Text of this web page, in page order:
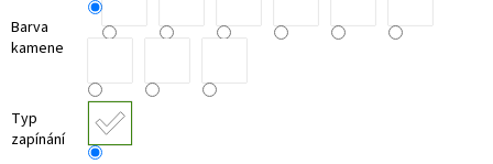
Barva
kamene
Typ
zapínání